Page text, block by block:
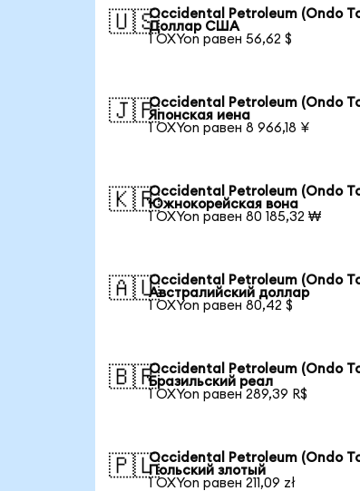
🇺🇸Occidental Petroleum (Ondo
Доллар США
1 OXYon равен 56,62 $
🇯🇵Occidental Petroleum (Ondo
Японская иена
1 OXYon равен 8 966,18 ¥
🇰🇷Occidental Petroleum (Ondo
Южнокорейская вона
1 OXYon равен 80 185,32 ₩
🇦🇺Occidental Petroleum (Ondo
Австралийский доллар
1 OXYon равен 80,42 $
🇧🇷Occidental Petroleum (Ondo
Бразильский реал
1 OXYon равен 289,39 R$
🇵🇱Occidental Petroleum (Ondo
Польский злотый
1 OXYon равен 211,09 zł